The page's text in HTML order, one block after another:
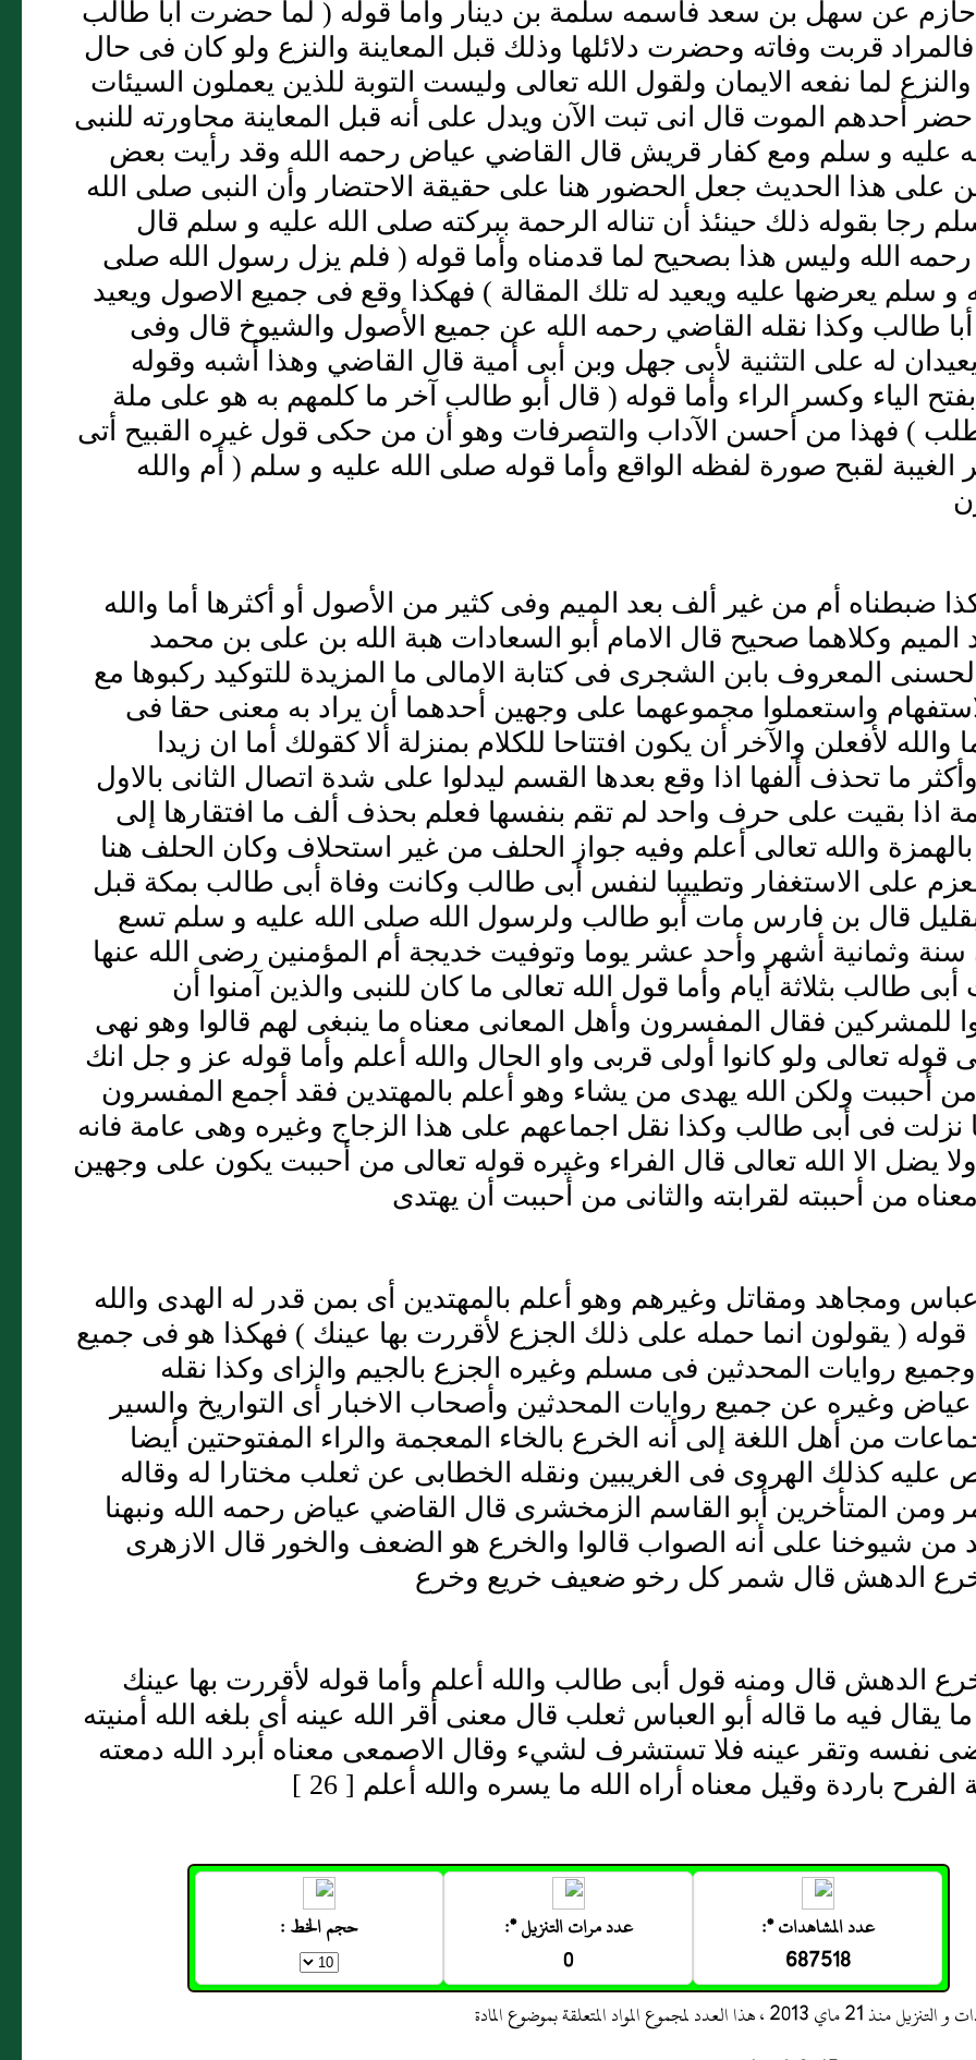
حازم عن سهل بن سعد فاسمه سلمة بن دينار وأما قوله ( لما حضرت أبا طالب
فالمراد قربت وفاته وحضرت دلائلها وذلك قبل المعاينة والنزع ولو كان فى حال
والنزع لما نفعه الايمان ولقول الله تعالى وليست التوبة للذين يعملون السيئات
أحدهم الموت قال انى تبت الآن ويدل على أنه قبل المعاينة محاورته للنبى
عليه و سلم ومع كفار قريش قال القاضي عياض رحمه الله وقد رأيت بعض
على هذا الحديث جعل الحضور هنا على حقيقة الاحتضار وأن النبى صلى الله
رجا بقوله ذلك حينئذ أن تناله الرحمة ببركته صلى الله عليه و سلم قال
الله وليس هذا بصحيح لما قدمناه وأما قوله ( فلم يزل رسول الله صلى
و سلم يعرضها عليه ويعيد له تلك المقالة ) فهكذا وقع فى جميع الاصول ويعيد
أبا طالب وكذا نقله القاضي رحمه الله عن جميع الأصول والشيوخ قال وفى
له على التثنية لأبى جهل وبن أبى أمية قال القاضي وهذا أشبه وقوله
الياء وكسر الراء وأما قوله ( قال أبو طالب آخر ما كلمهم به هو على ملة
) فهذا من أحسن الآداب والتصرفات وهو أن من حكى قول غيره القبيح أتى
الغيبة لقبح صورة لفظه الواقع وأما قوله صلى الله عليه و سلم ( أم والله
ضبطناه أم من غير ألف بعد الميم وفى كثير من الأصول أو أكثرها أما والله
الميم وكلاهما صحيح قال الامام أبو السعادات هبة الله بن على بن محمد
المعروف بابن الشجرى فى كتابة الامالى ما المزيدة للتوكيد ركبوها مع
واستعملوا مجموعهما على وجهين أحدهما أن يراد به معنى حقا فى
والله لأفعلن والآخر أن يكون افتتاحا للكلام بمنزلة ألا كقولك أما ان زيدا
ما تحذف ألفها اذا وقع بعدها القسم ليدلوا على شدة اتصال الثانى بالاول
اذا بقيت على حرف واحد لم تقم بنفسها فعلم بحذف ألف ما افتقارها إلى
بالهمزة والله تعالى أعلم وفيه جواز الحلف من غير استحلاف وكان الحلف هنا
على الاستغفار وتطييبا لنفس أبى طالب وكانت وفاة أبى طالب بمكة قبل
قال بن فارس مات أبو طالب ولرسول الله صلى الله عليه و سلم تسع
سنة وثمانية أشهر وأحد عشر يوما وتوفيت خديجة أم المؤمنين رضى الله عنها
طالب بثلاثة أيام وأما قول الله تعالى ما كان للنبى والذين آمنوا أن
للمشركين فقال المفسرون وأهل المعانى معناه ما ينبغى لهم قالوا وهو نهى
قوله تعالى ولو كانوا أولى قربى واو الحال والله أعلم وأما قوله عز و جل انك
من أحببت ولكن الله يهدى من يشاء وهو أعلم بالمهتدين فقد أجمع المفسرون
نزلت فى أبى طالب وكذا نقل اجماعهم على هذا الزجاج وغيره وهى عامة فانه
يضل الا الله تعالى قال الفراء وغيره قوله تعالى من أحببت يكون على وجهين
من أحببته لقرابته والثانى من أحببت أن يهتدى
ومجاهد ومقاتل وغيرهم وهو أعلم بالمهتدين أى بمن قدر له الهدى والله
قوله ( يقولون انما حمله على ذلك الجزع لأقررت بها عينك ) فهكذا هو فى جميع
روايات المحدثين فى مسلم وغيره الجزع بالجيم والزاى وكذا نقله
وغيره عن جميع روايات المحدثين وأصحاب الاخبار أى التواريخ والسير
من أهل اللغة إلى أنه الخرع بالخاء المعجمة والراء المفتوحتين أيضا
عليه كذلك الهروى فى الغريبين ونقله الخطابى عن ثعلب مختارا له وقاله
ومن المتأخرين أبو القاسم الزمخشرى قال القاضي عياض رحمه الله ونبهنا
من شيوخنا على أنه الصواب قالوا والخرع هو الضعف والخور قال الازهرى
الدهش قال شمر كل رخو ضعيف خريع وخرع
الدهش قال ومنه قول أبى طالب والله أعلم وأما قوله لأقررت بها عينك
يقال فيه ما قاله أبو العباس ثعلب قال معنى أقر الله عينه أى بلغه الله أمنيته
نفسه وتقر عينه فلا تستشرف لشيء وقال الاصمعى معناه أبرد الله دمعته
الفرح باردة وقيل معناه أراه الله ما يسره والله أعلم [ 26 ]
عدد المشاهدات *:
687518
عدد مرات التنزيل *:
0
حجم الخط :
العدد لمجموع المواد المتعلقة بموضوع المادة